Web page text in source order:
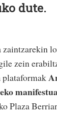
dute.
zaintzarekin
zein
Plaza